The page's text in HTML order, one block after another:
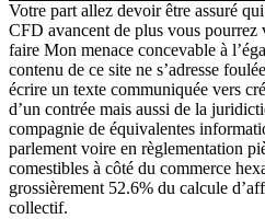
Votre part allez devoir être assuré
CFD avancent de plus vous pourrez
faire Mon menace concevable à
contenu de ce site ne s’adresse
écrire un texte communiquée vers
d’un contrée mais aussi de la
compagnie de équivalentes
parlement voire en règlementation
comestibles à côté du commerce
grossièrement 52.6% du calcule
collectif.